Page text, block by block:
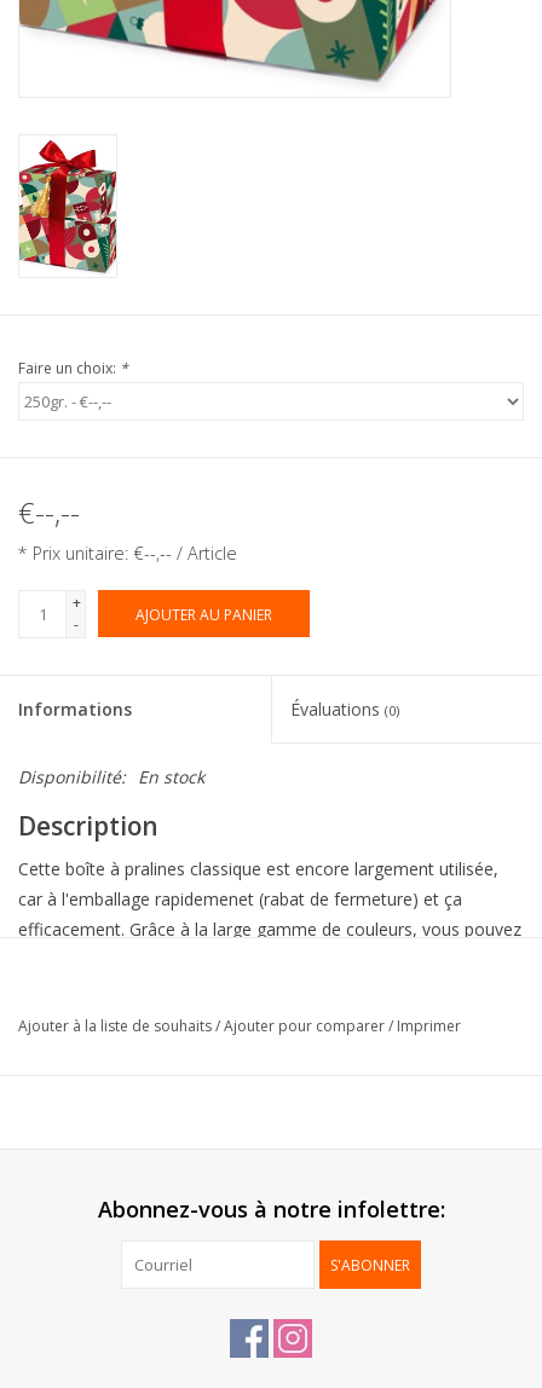
Journées showroom
Catalogue: boîtes de luxe
Faire un choix: *
€--,--
* Prix unitaire: €--,-- / Article
+
-
AJOUTER AU PANIER
Informations Évaluations (0)
Disponibilité: En stock
Description
Cette boîte à pralines classique est encore largement utilisée,
car à l'emballage rapidemenet (rabat de fermeture) et ça
efficacement. Grâce à la large gamme de couleurs, vous pouvez
Collection:
Ballotin rabat fermeture
Emballage:
1KG)
Ajouter à la liste de souhaits/Ajouter pour comparer/ Imprimer
Abonnez-vous à notre infolettre:
S'ABONNER